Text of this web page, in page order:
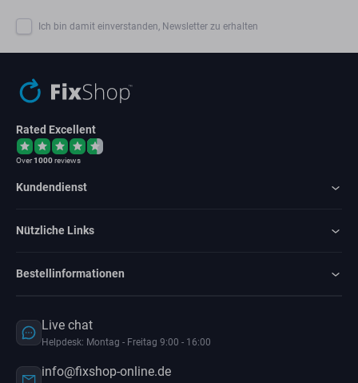
Ich bin damit einverstanden, Newsletter zu erhalten
Rated Excellent
Over1000reviews
Kundendienst
Nützliche Links
Bestellinformationen
Live chat
Helpdesk: Montag - Freitag 9:00 - 16:00
info@fixshop-online.de